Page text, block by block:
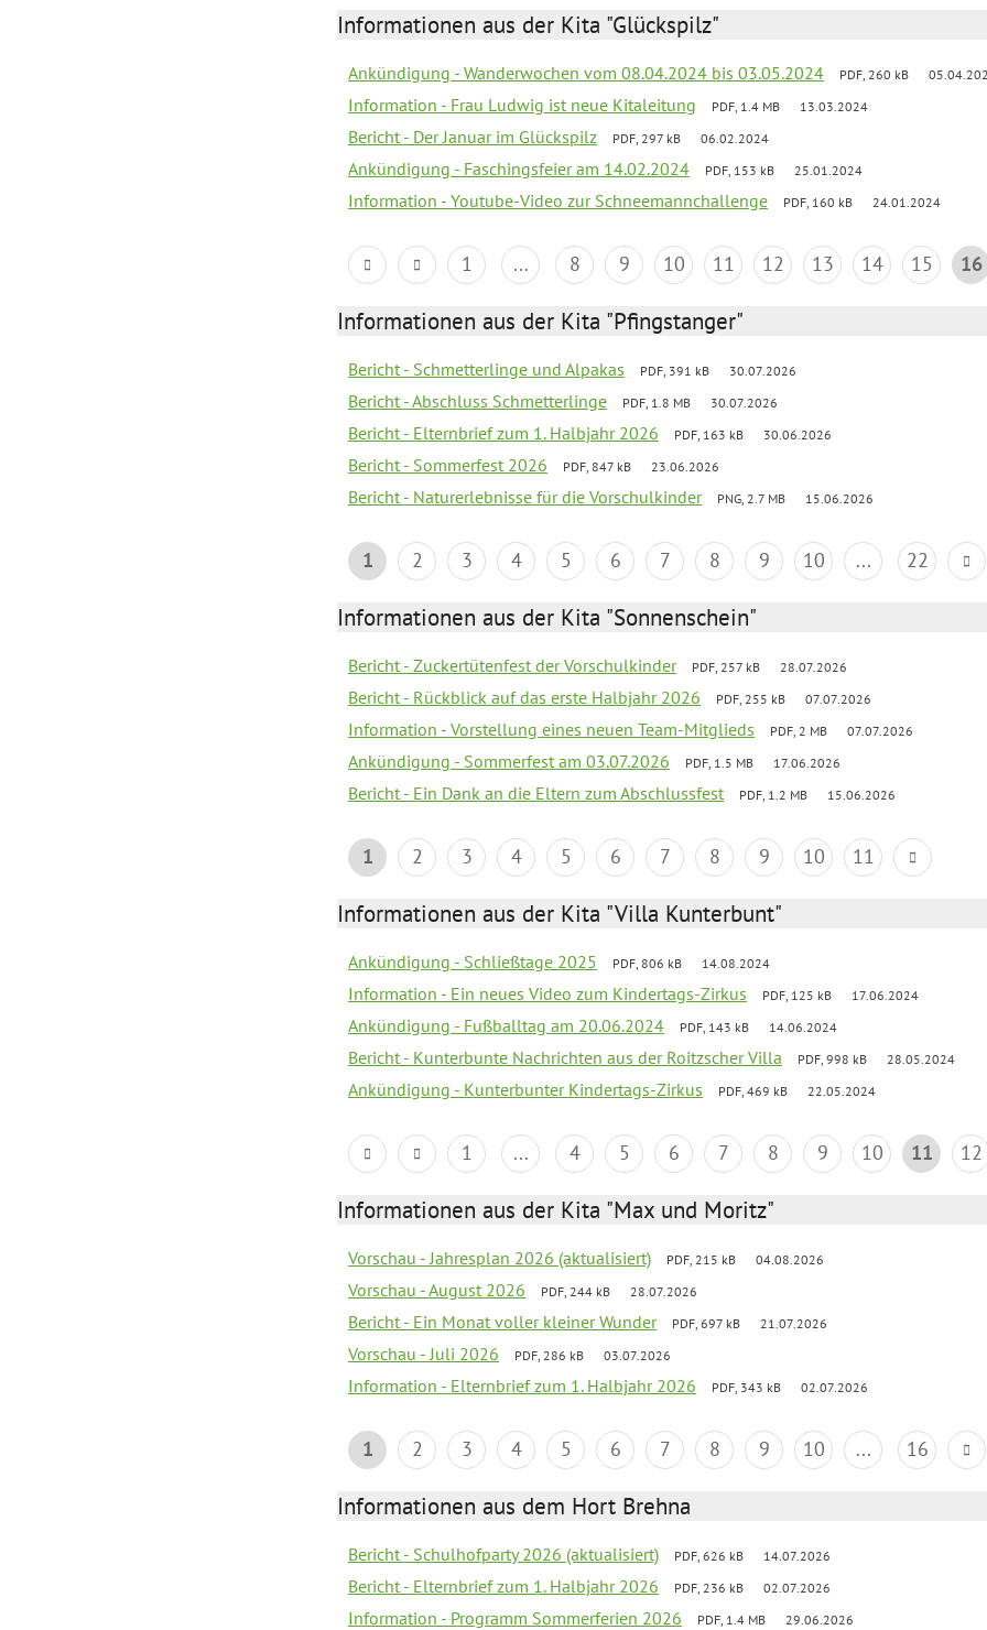
Informationen aus der Kita "Glückspilz"
Ankündigung - Wanderwochen vom 08.04.2024 bis 03.05.2024 PDF, 260 kB
Information - Frau Ludwig ist neue Kitaleitung PDF, 1.4 MB 13.03.2024
Bericht - Der Januar im Glückspilz PDF, 297 kB 06.02.2024
Ankündigung - Faschingsfeier am 14.02.2024 PDF, 153 kB 25.01.2024
Information - Youtube-Video zur Schneemannchallenge PDF, 160 kB 24.01.2024
1 ... 8 9 10 11 12 13 14 15 16
Informationen aus der Kita "Pfingstanger"
Bericht - Schmetterlinge und Alpakas PDF, 391 kB 30.07.2026
Bericht - Abschluss Schmetterlinge PDF, 1.8 MB 30.07.2026
Bericht - Elternbrief zum 1. Halbjahr 2026 PDF, 163 kB 30.06.2026
Bericht - Sommerfest 2026 PDF, 847 kB 23.06.2026
Bericht - Naturerlebnisse für die Vorschulkinder PNG, 2.7 MB 15.06.2026
1 2 3 4 5 6 7 8 9 10 ... 22
Informationen aus der Kita "Sonnenschein"
Bericht - Zuckertütenfest der Vorschulkinder PDF, 257 kB 28.07.2026
Bericht - Rückblick auf das erste Halbjahr 2026 PDF, 255 kB 07.07.2026
Information - Vorstellung eines neuen Team-Mitglieds PDF, 2 MB 07.07.2026
Ankündigung - Sommerfest am 03.07.2026 PDF, 1.5 MB 17.06.2026
Bericht - Ein Dank an die Eltern zum Abschlussfest PDF, 1.2 MB 15.06.2026
1 2 3 4 5 6 7 8 9 10 11
Informationen aus der Kita "Villa Kunterbunt"
Ankündigung - Schließtage 2025 PDF, 806 kB 14.08.2024
Information - Ein neues Video zum Kindertags-Zirkus PDF, 125 kB 17.06.2024
Ankündigung - Fußballtag am 20.06.2024 PDF, 143 kB 14.06.2024
Bericht - Kunterbunte Nachrichten aus der Roitzscher Villa PDF, 998 kB 28.05.2024
Ankündigung - Kunterbunter Kindertags-Zirkus PDF, 469 kB 22.05.2024
1 ... 4 5 6 7 8 9 10 11 12
Informationen aus der Kita "Max und Moritz"
Vorschau - Jahresplan 2026 (aktualisiert) PDF, 215 kB 04.08.2026
Vorschau - August 2026 PDF, 244 kB 28.07.2026
Bericht - Ein Monat voller kleiner Wunder PDF, 697 kB 21.07.2026
Vorschau - Juli 2026 PDF, 286 kB 03.07.2026
Information - Elternbrief zum 1. Halbjahr 2026 PDF, 343 kB 02.07.2026
1 2 3 4 5 6 7 8 9 10 ... 16
Informationen aus dem Hort Brehna
Bericht - Schulhofparty 2026 (aktualisiert) PDF, 626 kB 14.07.2026
Bericht - Elternbrief zum 1. Halbjahr 2026 PDF, 236 kB 02.07.2026
Information - Programm Sommerferien 2026 PDF, 1.4 MB 29.06.2026